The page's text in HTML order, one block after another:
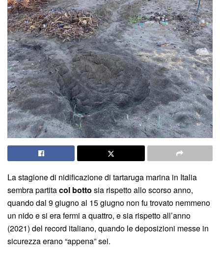
La stagione di nidificazione di tartaruga marina in Italia
sembra partitacol botto sia rispetto allo scorso anno,
quando dal 9 giugno al 15 giugno non fu trovato nemmeno
un nido e si era fermi a quattro, e sia rispetto all’anno
(2021) del record italiano, quando le deposizioni messe in
sicurezza erano “appena” sei.